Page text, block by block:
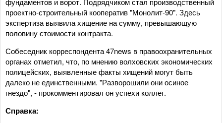
проектно-строительный кооператив "Монолит-90". Здесь
экспертиза выявила хищение на сумму, превышающую
половину стоимости контракта.
Собеседник корреспондента 47news в правоохранительных
органах отметил, что, по мнению волховских экономических
полицейских, выявленные факты хищений могут быть
далеко не единственными. "Разворошили они осиное
гнездо", - прокомментировал он успехи коллег.
Справка: